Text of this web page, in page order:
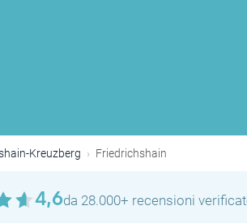
Kreuzberg Friedrichshain
4,6da 28.000+ recensioni